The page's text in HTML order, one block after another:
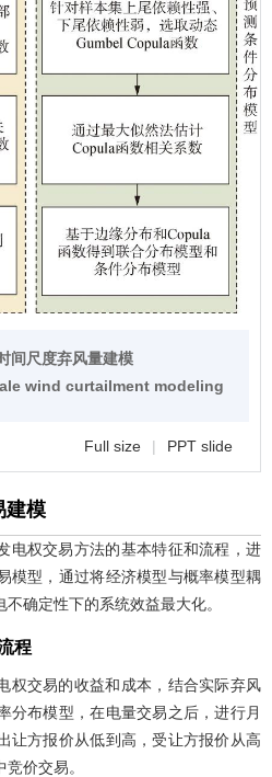
间尺度弃风量建模
wind curtailment modeling
Full size | PPT slide
建模
电权交易方法的基本特征和流程，进
模型，通过将经济模型与概率模型耦
确定性下的系统效益最大化。
程
权交易的收益和成本，结合实际弃风
分布模型，在电量交易之后，进行月
让方报价从低到高，受让方报价从高
价交易。